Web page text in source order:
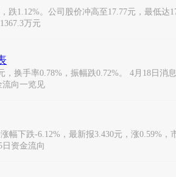
跌1.12%。公司股价冲高至17.77元，最低
万元
，换手率0.78%，振幅跌0.72%。 4月18日
流向一览见
幅下跌-6.12%，最新报3.430元，涨0.59%
资金流向